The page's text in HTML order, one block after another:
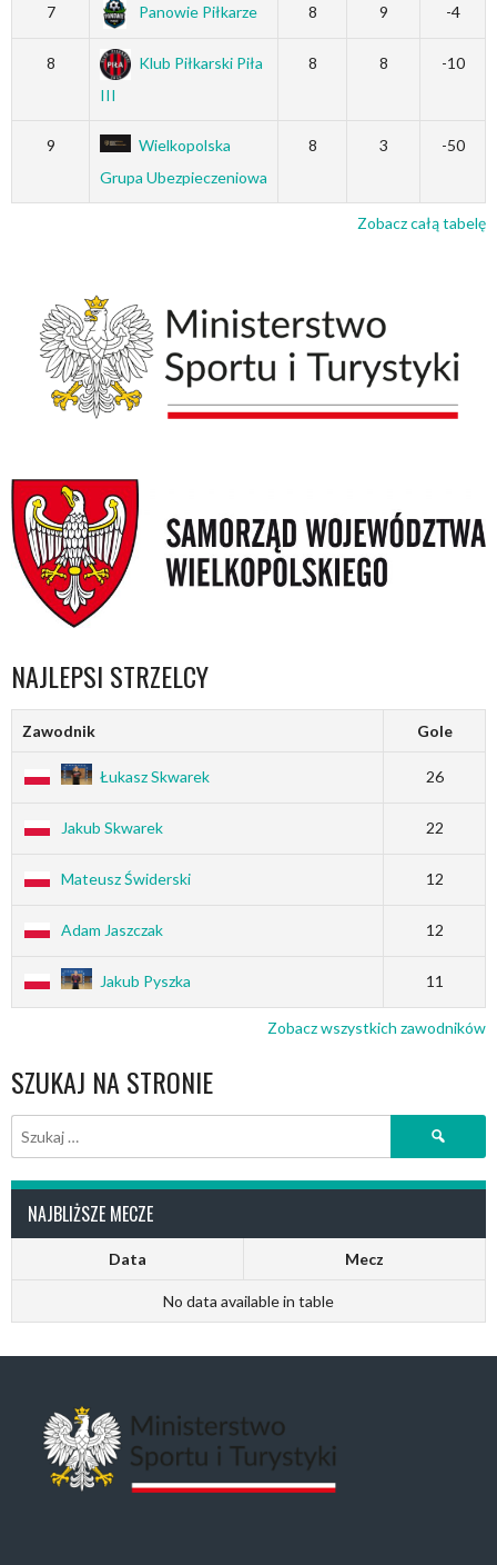
7 Panowie Piłkarze 8 9 -4
8
Klub Piłkarski Piła
III
8 8 -10
9
Wielkopolska
Grupa Ubezpieczeniowa
8 3 -50
Zobacz całą tabelę
NAJLEPSI STRZELCY
Zawodnik Gole
Łukasz Skwarek 26
Jakub Skwarek 22
Mateusz Świderski 12
Adam Jaszczak 12
Jakub Pyszka 11
Zobacz wszystkich zawodników
SZUKAJ NA STRONIE
Szukaj:
NAJBLIŻSZE MECZE
Data Mecz
No data available in table